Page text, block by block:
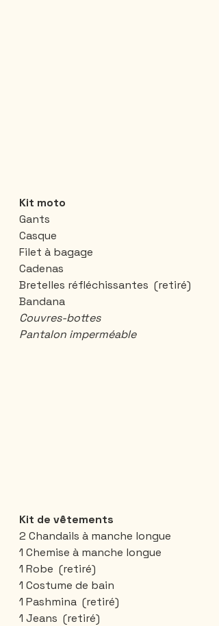
Kit moto
Gants
Casque
Filet à bagage
Cadenas
Bretelles réfléchissantes  (retiré)
Bandana
Couvres-bottes
Pantalon imperméable
Kit de vêtements
2 Chandails à manche longue
1 Chemise à manche longue
1 Robe  (retiré)
1 Costume de bain
1 Pashmina  (retiré)
1 Jeans  (retiré)